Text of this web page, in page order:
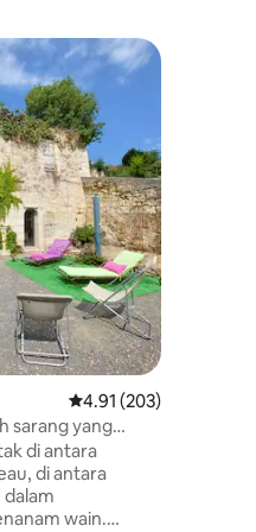
ulasan
Penarafan purata 4.91
4.91 (203)
sarang yang
di antara
di antara
dalam
wain.